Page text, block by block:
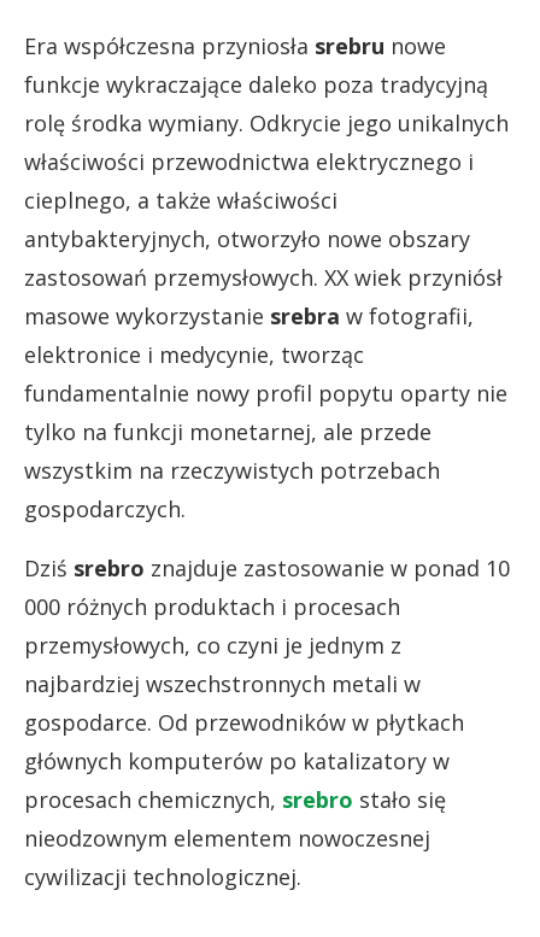
Era współczesna przyniosła srebru nowe
funkcje wykraczające daleko poza tradycyjną
rolę środka wymiany. Odkrycie jego unikalnych
właściwości przewodnictwa elektrycznego i
cieplnego, a także właściwości
antybakteryjnych, otworzyło nowe obszary
zastosowań przemysłowych. XX wiek przyniósł
masowe wykorzystanie srebra w fotografii,
elektronice i medycynie, tworząc
fundamentalnie nowy profil popytu oparty nie
tylko na funkcji monetarnej, ale przede
wszystkim na rzeczywistych potrzebach
gospodarczych.
Dziś srebro znajduje zastosowanie w ponad 10
000 różnych produktach i procesach
przemysłowych, co czyni je jednym z
najbardziej wszechstronnych metali w
gospodarce. Od przewodników w płytkach
głównych komputerów po katalizatory w
procesach chemicznych, srebro stało się
nieodzownym elementem nowoczesnej
cywilizacji technologicznej.